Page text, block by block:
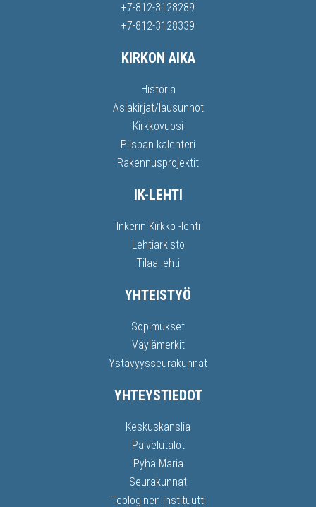
+7-812-3128289
+7-812-3128339
KIRKON AIKA
Historia
Asiakirjat/lausunnot
Kirkkovuosi
Piispan kalenteri
Rakennusprojektit
IK-LEHTI
Inkerin Kirkko -lehti
Lehtiarkisto
Tilaa lehti
YHTEISTYÖ
Sopimukset
Väylämerkit
Ystävyysseurakunnat
YHTEYSTIEDOT
Keskuskanslia
Palvelutalot
Pyhä Maria
Seurakunnat
Teologinen instituutti